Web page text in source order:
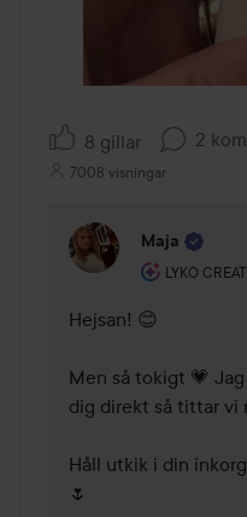
8 gillar 2
7008 visningar
Maja
LYKO
Hejsan! 😊
Men så tokigt 💗
dig direkt så tittar vi
Håll utkik i din
🌷